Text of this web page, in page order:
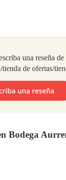
una reseña de
de ofertas/
una reseña
Bodega